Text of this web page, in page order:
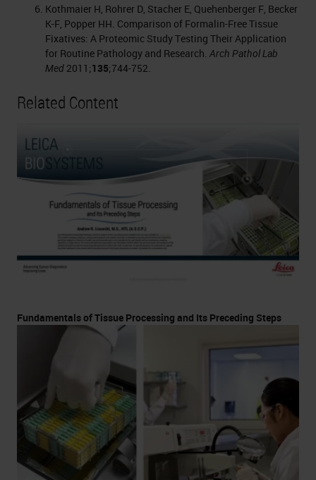
Kothmaier H, Rohrer D, Stacher E, Quehenberger F, Becker
K-F, Popper HH. Comparison of Formalin-Free Tissue
Fixatives: A Proteomic Study Testing Their Application
for Routine Pathology and Research. Arch Pathol Lab
Med 2011;135;744-752.
Related Content
Fundamentals of Tissue Processing and Its Preceding Steps